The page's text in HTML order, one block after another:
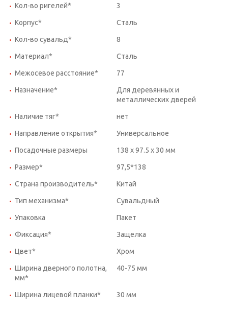
Кол-во ригелей* 3
Корпус* Сталь
Кол-во сувальд* 8
Материал* Сталь
Межосевое расстояние* 77
Назначение*
Для деревянных и
металлических дверей
Наличие тяг* нет
Направление открытия* Универсальное
Посадочные размеры 138 x 97.5 x 30 мм
Размер* 97,5*138
Страна производитель* Китай
Тип механизма* Сувальдный
Упаковка Пакет
Фиксация* Защелка
Цвет* Хром
Ширина дверного полотна,
мм*
40-75 мм
Ширина лицевой планки* 30 мм